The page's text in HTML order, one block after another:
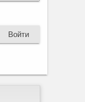
Войти